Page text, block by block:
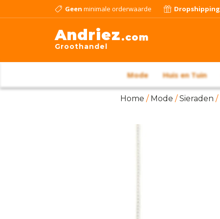
Geen minimale orderwaarde Dropshipping
Andriez.com
Groothandel
Mode Huis en Tuin
Home / Mode /Sieraden /